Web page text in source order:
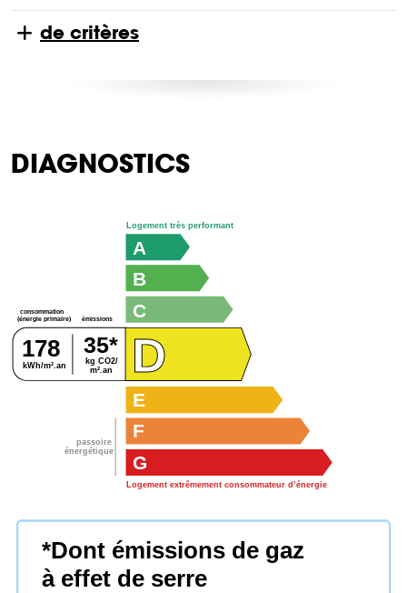
de critères
DIAGNOSTICS
passoire
énergétique
consommation
(énergie primaire) émissions
kg CO2/
m².an
kWh/m².an
178 35*
G
Logement extrêmement consommateur d’énergie
F
E
D
C
B
A
Logement très performant
*Dont émissions de gaz
à effet de serre